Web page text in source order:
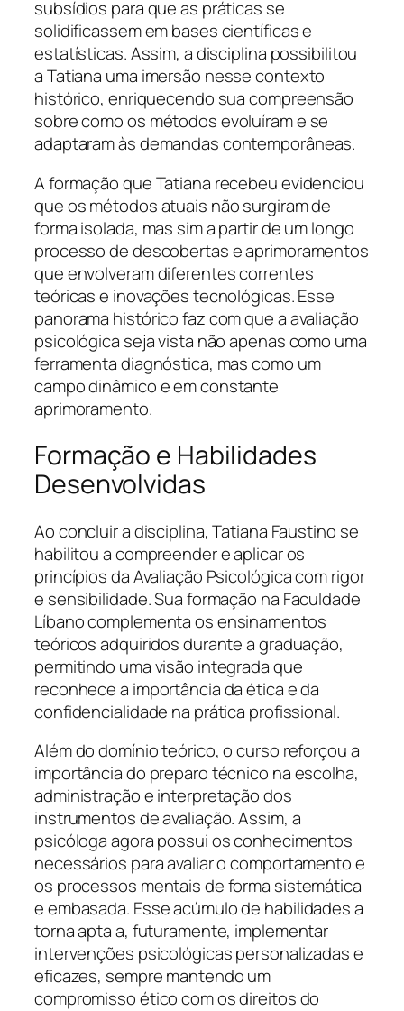
subsídios para que as práticas se
solidificassem em bases científicas e
estatísticas. Assim, a disciplina possibilitou
a Tatiana uma imersão nesse contexto
histórico, enriquecendo sua compreensão
sobre como os métodos evoluíram e se
adaptaram às demandas contemporâneas.
A formação que Tatiana recebeu evidenciou
que os métodos atuais não surgiram de
forma isolada, mas sim a partir de um longo
processo de descobertas e aprimoramentos
que envolveram diferentes correntes
teóricas e inovações tecnológicas. Esse
panorama histórico faz com que a avaliação
psicológica seja vista não apenas como uma
ferramenta diagnóstica, mas como um
campo dinâmico e em constante
aprimoramento.
Formação e Habilidades
Desenvolvidas
Ao concluir a disciplina, Tatiana Faustino se
habilitou a compreender e aplicar os
princípios da Avaliação Psicológica com rigor
e sensibilidade. Sua formação na Faculdade
Líbano complementa os ensinamentos
teóricos adquiridos durante a graduação,
permitindo uma visão integrada que
reconhece a importância da ética e da
confidencialidade na prática profissional.
Além do domínio teórico, o curso reforçou a
importância do preparo técnico na escolha,
administração e interpretação dos
instrumentos de avaliação. Assim, a
psicóloga agora possui os conhecimentos
necessários para avaliar o comportamento e
os processos mentais de forma sistemática
e embasada. Esse acúmulo de habilidades a
torna apta a, futuramente, implementar
intervenções psicológicas personalizadas e
eficazes, sempre mantendo um
compromisso ético com os direitos do